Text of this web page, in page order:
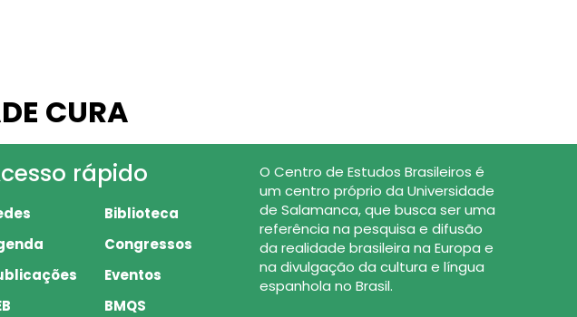
CURA
rápido
Biblioteca
Congressos
Eventos
BMQS
O Centro de Estudos Brasileiros é
um centro próprio da Universidade
de Salamanca, que busca ser uma
referência na pesquisa e difusão
da realidade brasileira na Europa e
na divulgação da cultura e língua
espanhola no Brasil.